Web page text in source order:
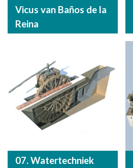
Vicus van Baños de la
Reina
07. Watertechniek